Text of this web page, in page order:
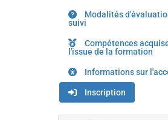
Modalités
suivi
Compétences
l'issue de la formation
Informations sur
Inscription